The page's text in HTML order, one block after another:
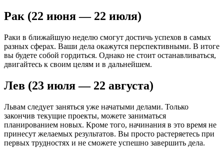
Рак (22 июня — 22 июля)
Раки в ближайшую неделю смогут достичь успехов в самых
разных сферах. Ваши дела окажутся перспективными. В итоге
вы будете собой гордиться. Однако не стоит останавливаться,
двигайтесь к своим целям и в дальнейшем.
Лев (23 июля — 22 августа)
Львам следует заняться уже начатыми делами. Только
закончив текущие проекты, можете заниматься
планированием новых. Кроме того, начинания в это время не
принесут желаемых результатов. Вы просто растеряетесь при
первых трудностях и не сможете успешно завершить дела.